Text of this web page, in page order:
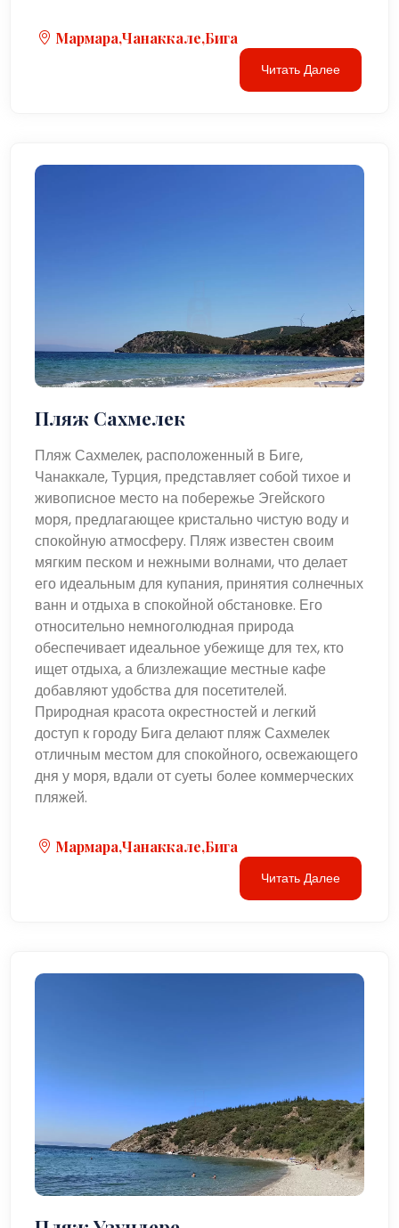
Мармара,Чанаккале,Бига
Читать Далее
Пляж Сахмелек
Пляж Сахмелек, расположенный в Биге,
Чанаккале, Турция, представляет собой тихое и
живописное место на побережье Эгейского
моря, предлагающее кристально чистую воду и
спокойную атмосферу. Пляж известен своим
мягким песком и нежными волнами, что делает
его идеальным для купания, принятия солнечных
ванн и отдыха в спокойной обстановке. Его
относительно немноголюдная природа
обеспечивает идеальное убежище для тех, кто
ищет отдыха, а близлежащие местные кафе
добавляют удобства для посетителей.
Природная красота окрестностей и легкий
доступ к городу Бига делают пляж Сахмелек
отличным местом для спокойного, освежающего
дня у моря, вдали от суеты более коммерческих
пляжей.
Мармара,Чанаккале,Бига
Читать Далее